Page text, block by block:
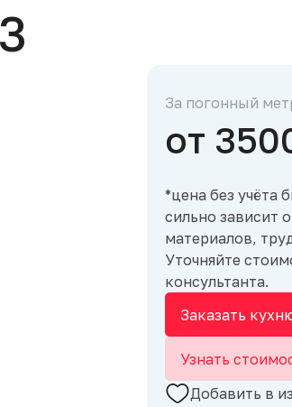
За погонный
от
*цена без учёта
сильно зависит
материалов,
Уточняйте
консультанта.
Заказать
Узнать
Добавить в